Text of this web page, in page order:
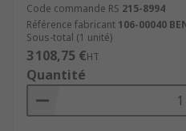
Découvrez
Les outils de fixation
Les coupe câbles
Code commande RS 215-8994
Référence fabricant 106-00040
Sous-total (1 unité)
3 108,75 €HT
Quantité